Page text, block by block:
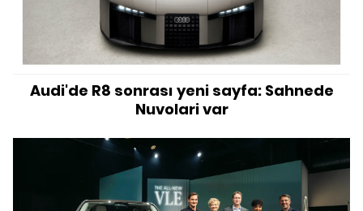
Audi'de R8 sonrası yeni sayfa: Sahnede
Nuvolari var